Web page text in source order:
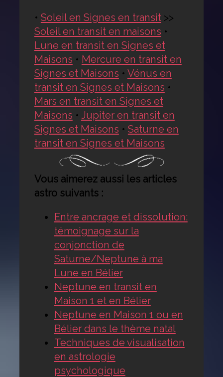
• Soleil en Signes en transit>>
Soleil en transit en maisons •
Lune en transit en Signes et
Maisons • Mercure en transit en
Signes et Maisons • Vénus en
transit en Signes et Maisons •
Mars en transit en Signes et
Maisons • Jupiter en transit en
Signes et Maisons • Saturne en
transit en Signes et Maisons
Vous aimerez aussi les articles
astro suivants :
Entre ancrage et dissolution:
témoignage sur la
conjonction de
Saturne/Neptune à ma
Lune en Bélier
Neptune en transit en
Maison 1 et en Bélier
Neptune en Maison 1 ou en
Bélier dans le thème natal
Techniques de visualisation
en astrologie
psychologique